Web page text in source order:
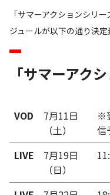
「サマーアクションシリ
ジュールが以下の通り決定
「サマーアク
VOD
7月11日
（土）
※
信
LIVE
7月19日
（日）